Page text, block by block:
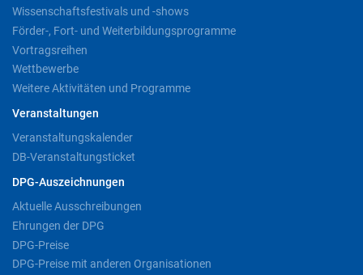
Wissenschaftsfestivals und -shows
Förder-, Fort- und Weiterbildungsprogramme
Vortragsreihen
Wettbewerbe
Weitere Aktivitäten und Programme
Veranstaltungen
Veranstaltungskalender
DB-Veranstaltungsticket
DPG-Auszeichnungen
Aktuelle Ausschreibungen
Ehrungen der DPG
DPG-Preise
DPG-Preise mit anderen Organisationen